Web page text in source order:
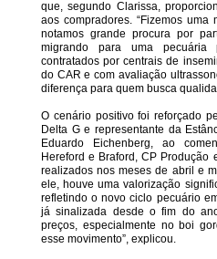
que, segundo Clarissa,
aos compradores. “Fizemos
notamos grande procura por
migrando para uma pecuária
contratados por centrais de
do CAR e com avaliação
diferença para quem busca
O cenário positivo foi reforçado
Delta G e representante da
Eduardo Eichenberg, ao
Hereford e Braford, CP Produção
realizados nos meses de abril e
ele, houve uma valorização
refletindo o novo ciclo pecuário
já sinalizada desde o fim do
preços, especialmente no boi
esse movimento”, explicou.